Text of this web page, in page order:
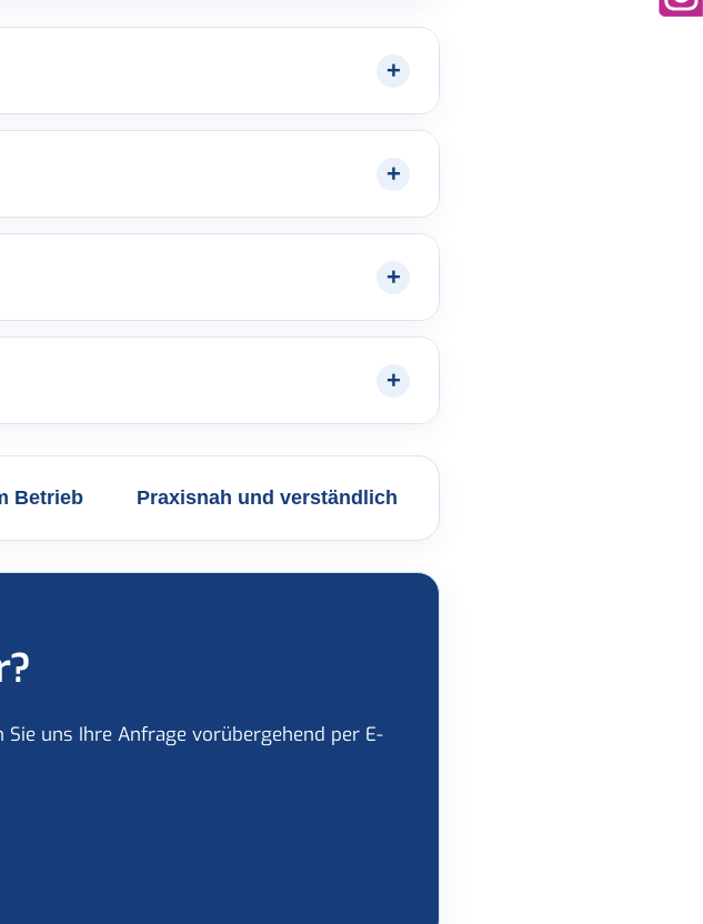
Betrieb Praxisnah und verständlich
uns Ihre Anfrage vorübergehend per E-